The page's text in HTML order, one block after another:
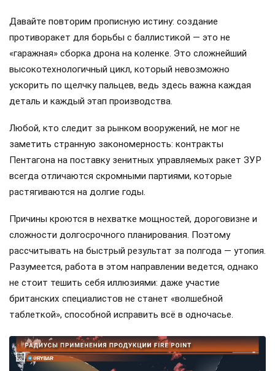
Давайте повторим прописную истину: создание
противоракет для борьбы с баллистикой — это не
«гаражная» сборка дрона на коленке. Это сложнейший
высокотехнологичный цикл, который невозможно
ускорить по щелчку пальцев, ведь здесь важна каждая
деталь и каждый этап производства.
Любой, кто следит за рынком вооружений, не мог не
заметить странную закономерность: контракты
Пентагона на поставку зенитных управляемых ракет ЗУР
всегда отличаются скромными партиями, которые
растягиваются на долгие годы.
Причины кроются в нехватке мощностей, дороговизне и
сложности долгосрочного планирования. Поэтому
рассчитывать на быстрый результат за полгода — утопия.
Разумеется, работа в этом направлении ведется, однако
не стоит тешить себя иллюзиями: даже участие
британских специалистов не станет «волшебной
таблеткой», способной исправить всё в одночасье.